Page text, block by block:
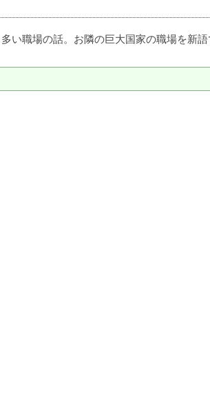
職場の話。お隣の巨大国家の職場を新語